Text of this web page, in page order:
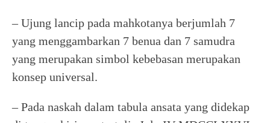
– Ujung lancip pada mahkotanya berjumlah 7
yang menggambarkan 7 benua dan 7 samudra
yang merupakan simbol kebebasan merupakan
konsep universal.
– Pada naskah dalam tabula ansata yang didekap